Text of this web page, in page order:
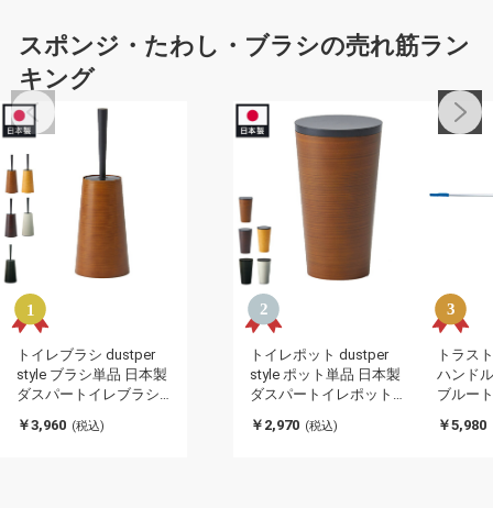
スポンジ・たわし・ブラシの売れ筋ラン
キング
トイレブラシ dustper
style ブラシ単品 日本製
ダスパートイレブラシ
しゃれ インテリア イン
￥3,960 (税込)
トイレポット dustper
style ポット単品 日本製
ダスパートイレポット
しゃれ インテリア イン
￥2,970 (税込)
トラス
ハンド
ブルー
可)
￥5,980